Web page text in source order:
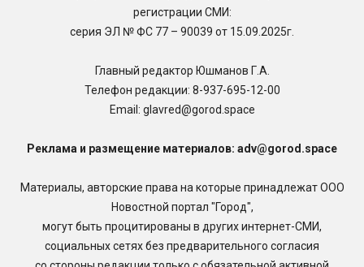
регистрации СМИ:
серия ЭЛ № ФС 77 – 90039 от 15.09.2025г.
Главный редактор Юшманов Г.А.
Телефон редакции: 8-937-695-12-00
Email: glavred@gorod.space
Реклама и размещение материалов: adv@gorod.space
Материалы, авторские права на которые принадлежат ООО
Новостной портал "Город",
могут быть процитированы в других интернет-СМИ,
социальных сетях без предварительного согласия